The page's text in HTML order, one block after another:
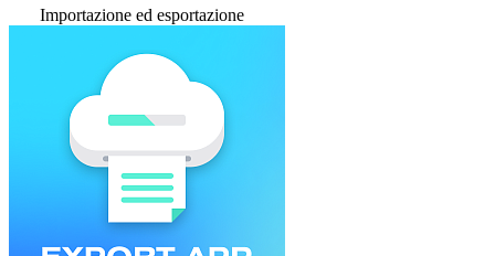
Importazione ed esportazione